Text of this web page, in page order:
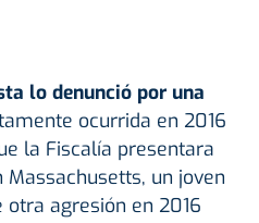
lo denunció por una
ocurrida en 2016
la Fiscalía presentara
un joven
otra agresión en 2016